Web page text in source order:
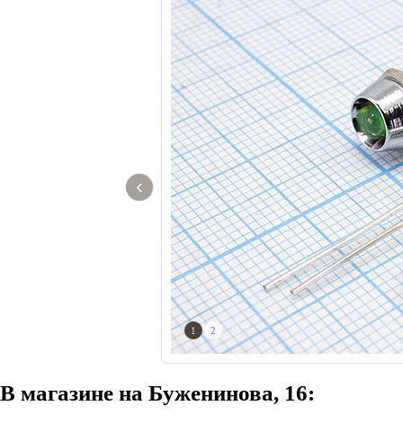
‹
1 2
В магазине на Буженинова, 16: